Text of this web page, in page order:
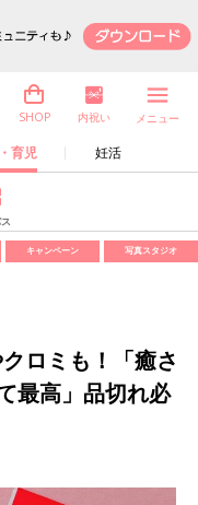
育児 妊活
SHOP 内祝い メニュー
キャンペーン 写真スタジオ
ロミも！「癒さ
最高」品切れ必